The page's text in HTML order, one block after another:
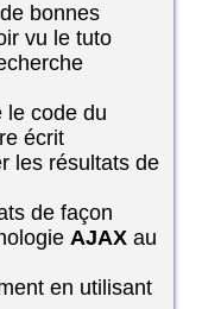
bonnes
vu le tuto
le code du
écrit
les résultats de
de façon
AJAX au
en utilisant